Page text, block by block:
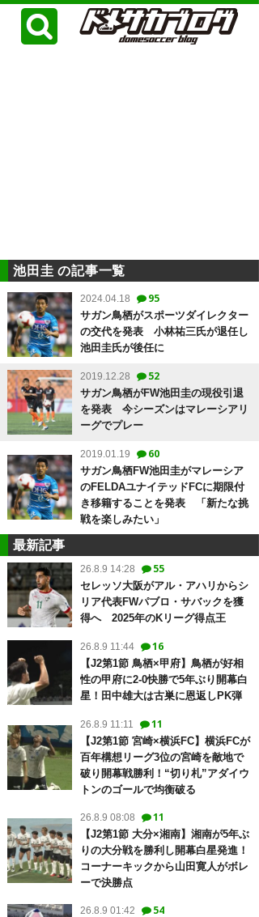
池田圭 の記事一覧
2024.04.18 95
サガン鳥栖がスポーツダイレクター
の交代を発表 小林祐三氏が退任し
池田圭氏が後任に
2019.12.28 52
サガン鳥栖がFW池田圭の現役引退
を発表 今シーズンはマレーシアリ
ーグでプレー
2019.01.19 60
サガン鳥栖FW池田圭がマレーシア
のFELDAユナイテッドFCに期限付
き移籍することを発表 「新たな挑
戦を楽しみたい」
最新記事
26.8.9 14:28 55
セレッソ大阪がアル・アハリからシ
リア代表FWパブロ・サバックを獲
得へ 2025年のKリーグ得点王
26.8.9 11:44 16
【J2第1節 鳥栖×甲府】鳥栖が好相
性の甲府に2-0快勝で5年ぶり開幕白
星！田中雄大は古巣に恩返しPK弾
26.8.9 11:11 11
【J2第1節 宮崎×横浜FC】横浜FCが
百年構想リーグ3位の宮崎を敵地で
破り開幕戦勝利！“切り札”アダイウ
トンのゴールで均衡破る
26.8.9 08:08 11
【J2第1節 大分×湘南】湘南が5年ぶ
りの大分戦を勝利し開幕白星発進！
コーナーキックから山田寛人がボレ
ーで決勝点
26.8.9 01:42 54